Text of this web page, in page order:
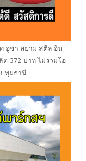
อูช่า สยาม สตีล อิน
372 บาท ไม่รวมโอ
ทุมธานี